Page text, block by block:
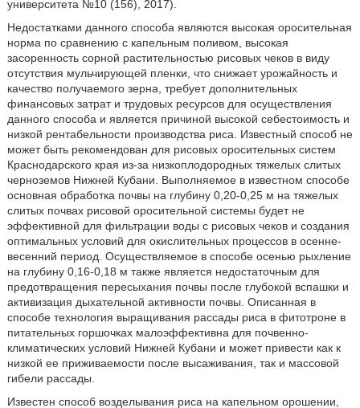
университета №10 (156), 2017).
Недостатками данного способа являются высокая оросительная
норма по сравнению с капельным поливом, высокая
засоренность сорной растительностью рисовых чеков в виду
отсутствия мульчирующей пленки, что снижает урожайность и
качество получаемого зерна, требует дополнительных
финансовых затрат и трудовых ресурсов для осуществления
данного способа и является причиной высокой себестоимость и
низкой рентабельности производства риса. Известный способ не
может быть рекомендован для рисовых оросительных систем
Краснодарского края из-за низкоплодородных тяжелых слитых
черноземов Нижней Кубани. Выполняемое в известном способе
основная обработка почвы на глубину 0,20-0,25 м на тяжелых
слитых почвах рисовой оросительной системы будет не
эффективной для фильтрации воды с рисовых чеков и создания
оптимальных условий для окислительных процессов в осенне-
весенний период. Осуществляемое в способе осенью рыхление
на глубину 0,16-0,18 м также является недостаточным для
предотвращения пересыхания почвы после глубокой вспашки и
активизация дыхательной активности почвы. Описанная в
способе технология выращивания рассады риса в фитотроне в
питательных горшочках малоэффективна для почвенно-
климатических условий Нижней Кубани и может привести как к
низкой ее приживаемости после высаживания, так и массовой
гибели рассады.
Известен способ возделывания риса на капельном орошении,